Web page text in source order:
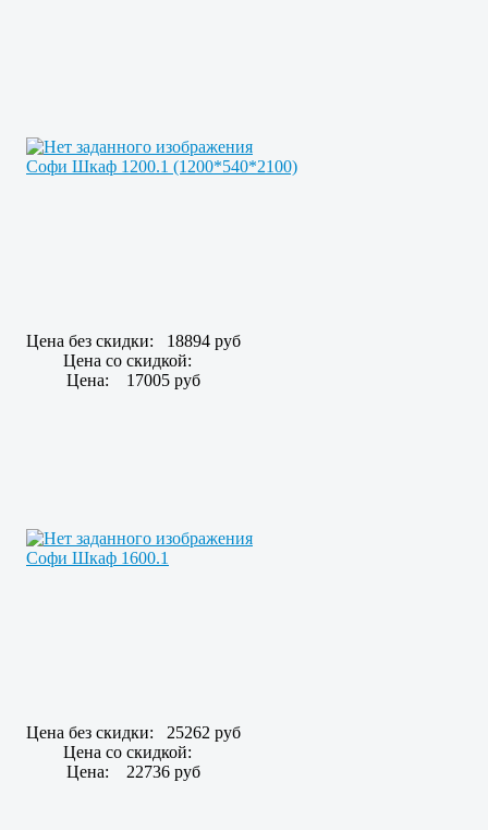
Софи Шкаф 1200.1 (1200*540*2100)
Цена без скидки:
18894 руб
Цена со скидкой:
Цена:
17005 руб
Софи Шкаф 1600.1
Цена без скидки:
25262 руб
Цена со скидкой:
Цена:
22736 руб